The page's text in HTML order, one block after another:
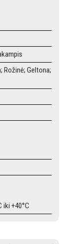
Rožinė; Geltona;
iki +40°C